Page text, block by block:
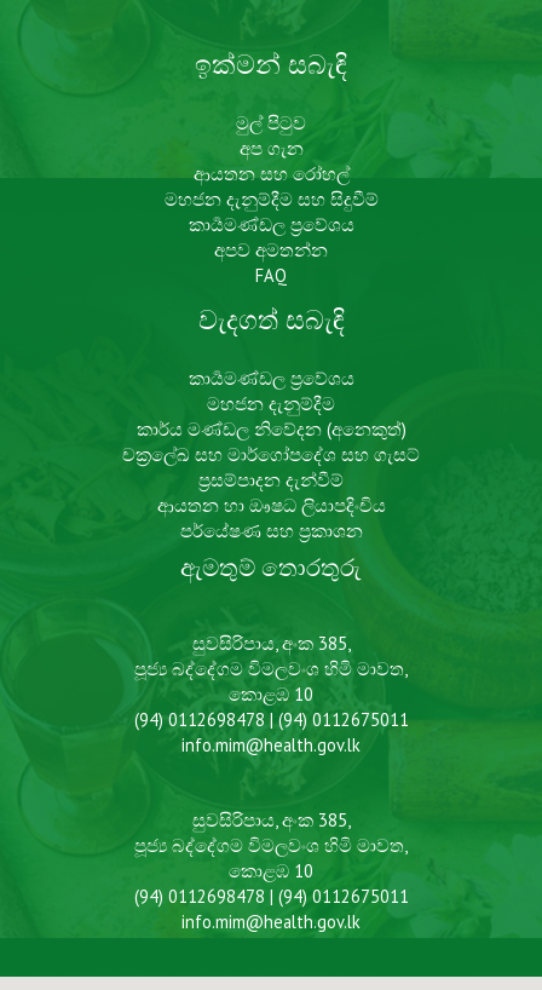
ඉක්මන් සබැඳි
මුල් පිටුව
අප ගැන
ආයතන සහ රෝහල්
මහජන දැනුම්දීම සහ සිදුවීම්
කාර්‍යමණ්ඩල ප්‍රවේශය​
අපව අමතන්න
FAQ
වැදගත් සබැඳි
කාර්‍යමණ්ඩල ප්‍රවේශය​
මහජන දැනුම්දීම
කාර්ය මණ්ඩල නිවේදන (අනෙකුත්)
චක්‍රලේඛ සහ මාර්ගෝපදේශ සහ ගැසට්
ප්‍රසම්පාදන දැන්වීම්
ආයතන හා ඖෂධ ලියාපදිංචිය​​​
පර්යේෂණ සහ ප්‍රකාශන
ඇමතුම් තොරතුරු
සුවසිරිපාය, අංක 385,
පූජ්‍ය බද්දේගම විමලවංශ හිමි මාවත,
කොළඹ 10
(94) 0112698478 | (94) 0112675011
info.mim@health.gov.lk
සුවසිරිපාය, අංක 385,
පූජ්‍ය බද්දේගම විමලවංශ හිමි මාවත,
කොළඹ 10
(94) 0112698478 | (94) 0112675011
info.mim@health.gov.lk